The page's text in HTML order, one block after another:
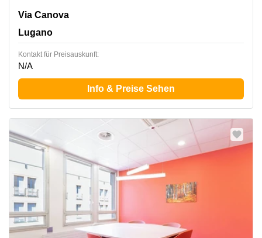
Via Canova 15, Lugano
Via Canova
Lugano
Kontakt für Preisauskunft:
N/A
Info & Preise Sehen